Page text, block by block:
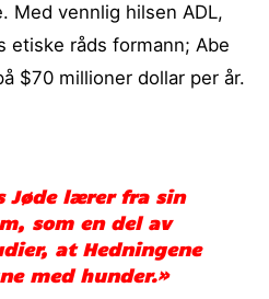
Med vennlig hilsen ADL,
etiske råds formann; Abe
$70 millioner dollar per år.
Jøde lærer fra sin
som en del av
at Hedningene
med hunder.»